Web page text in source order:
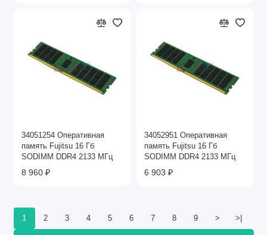
34051254 Оперативная
память Fujitsu 16 Гб
SODIMM DDR4 2133 МГц
8 960 ₽
34052951 Оперативная
память Fujitsu 16 Гб
SODIMM DDR4 2133 МГц
6 903 ₽
1 2 3 4 5 6 7 8 9 > >|